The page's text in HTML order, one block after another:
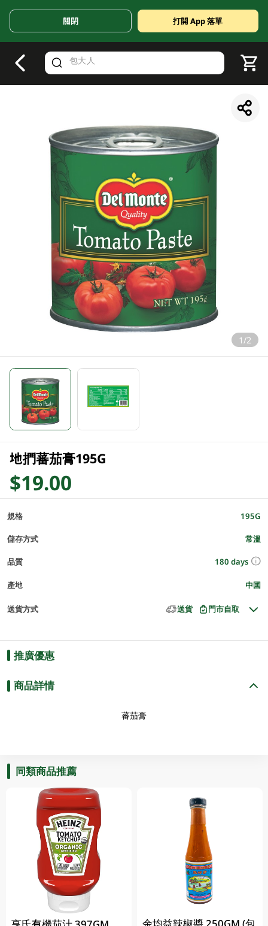
Valid Until 30 June 2026
關閉 打開 App 落單
1/2
地捫蕃茄膏195G
$19.00
規格 195G
儲存方式 常溫
品質 180 days
產地 中國
送貨方式 送貨 門市自取
推廣優惠
商品詳情
蕃茄膏
同類商品推薦